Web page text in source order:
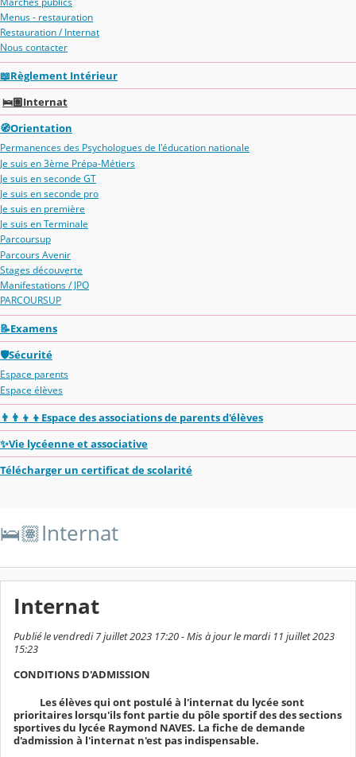
Menus - restauration
Restauration / Internat
Nous contacter
📖Règlement Intérieur
🛌🏽Internat
🧭Orientation
Permanences des Psychologues de l'éducation nationale
Je suis en 3ème Prépa-Métiers
Je suis en seconde GT
Je suis en seconde pro
Je suis en première
Je suis en Terminale
Parcoursup
Parcours Avenir
Stages découverte
Manifestations / JPO
PARCOURSUP
📝Examens
🛡️Sécurité
Espace parents
Espace élèves
👨‍👨‍👦‍👦Espace des associations de parents d'élèves
✨Vie lycéenne et associative
Télécharger un certificat de scolarité
🛌🏽Internat
Internat
Publié le vendredi 7 juillet 2023 17:20 - Mis à jour le mardi 11 juillet 2023
15:23
CONDITIONS D'ADMISSION
Les élèves qui ont postulé à l'internat du lycée sont
prioritaires lorsqu'ils font partie du pôle sportif des des sections
sportives du lycée Raymond NAVES. La fiche de demande
d'admission à l'internat n'est pas indispensable.